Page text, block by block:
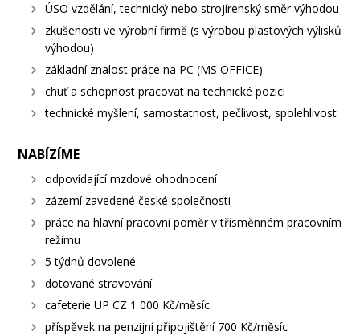
ÚSO vzdělání, technický nebo strojírenský směr výhodou
zkušenosti ve výrobní firmě (s výrobou plastových výlisků
výhodou)
základní znalost práce na PC (MS OFFICE)
chuť a schopnost pracovat na technické pozici
technické myšlení, samostatnost, pečlivost, spolehlivost
NABÍZÍME
odpovídající mzdové ohodnocení
zázemí zavedené české společnosti
práce na hlavní pracovní poměr v třísměnném pracovním
režimu
5 týdnů dovolené
dotované stravování
cafeterie UP CZ 1 000 Kč/měsíc
příspěvek na penzijní připojištění 700 Kč/měsíc